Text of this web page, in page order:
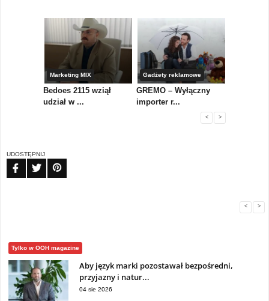
Marketing MIX
Bedoes 2115 wziął
udział w ...
Gadżety reklamowe
GREMO – Wyłączny
importer r...
< >
UDOSTĘPNIJ
< >
Tylko w OOH magazine
Aby język marki pozostawał bezpośredni,
przyjazny i natur...
04 sie 2026